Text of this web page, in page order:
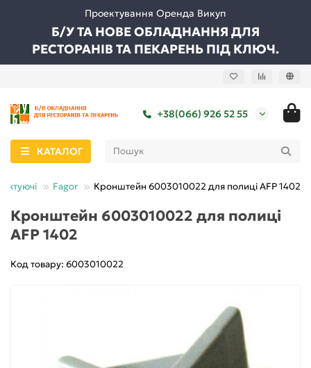
Проектування Оренда Викуп
Б/У ТА НОВЕ ОБЛАДНАННЯ ДЛЯ
РЕСТОРАНІВ ТА ПЕКАРЕНЬ ПІД КЛЮЧ.
+38(066) 926 52 55
КАТАЛОГ
Fagor Кронштейн 6003010022 для полиці AFP 1402
Кронштейн 6003010022 для полиці
AFP 1402
Код товару: 6003010022